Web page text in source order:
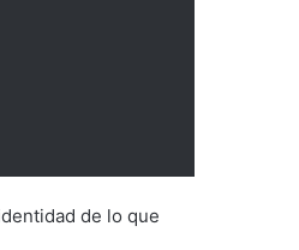
de lo que